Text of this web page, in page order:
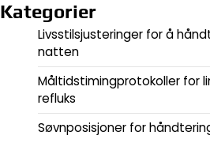
Kategorier
Livsstilsjusteringer for å
natten
Måltidstimingprotokoller for
refluks
Søvnposisjoner for